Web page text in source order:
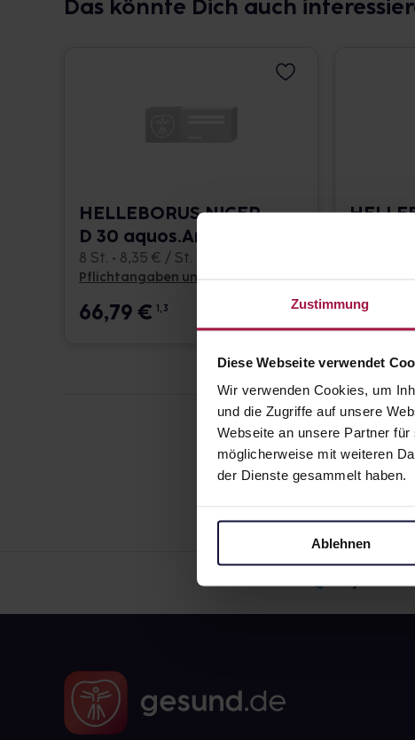
Zustimmung
Diese Webseite verwendet
Wir verwenden Cookies, um
und die Zugriffe auf unsere
Webseite an unsere Partner
möglicherweise mit weiteren
der Dienste gesammelt haben.
Ablehnen
Das könnte Dich auch
HELLEBORUS NIGER
D 30 aquos.Ampullen
8 St. • 8,35 € / St.
Pflichtangaben und Details
66,79€ 1, 3 66,79